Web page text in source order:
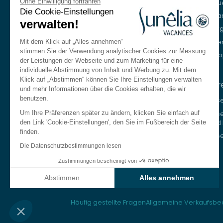
Die Cookie-Einstellungen
verwalten!
Mit dem Klick auf „Alles annehmen“
stimmen Sie der Verwendung analytischer Cookies zur Messung
der Leistungen der Webseite und zum Marketing für eine
individuelle Abstimmung von Inhalt und Werbung zu. Mit dem
Klick auf „Abstimmen“ können Sie Ihre Einstellungen verwalten
und mehr Informationen über die Cookies erhalten, die wir
benutzen.
Um Ihre Präferenzen später zu ändern, klicken Sie einfach auf
den Link 'Cookie-Einstellungen', den Sie im Fußbereich der Seite
finden.
Die Datenschutzbestimmungen lesen
Zustimmungen bescheinigt von
Abstimmen
Alles annehmen
Unsere Plattform ermöglicht es Ihnen, Ihre
Beratung und Buchung
+33 (0)9 69 375 115
Unser Reisebüro spricht Deutsch.
Montag bis Freitag von 8:30 bis 18:30 Uhr.
Samstags von 10:00 bis 13:00 Uhr und von
14:00 bis 17:00 Uhr.
Sprache DE
Englisch
Italienisch
Niederländisch
Häufig gestellte FragenAllgemeine